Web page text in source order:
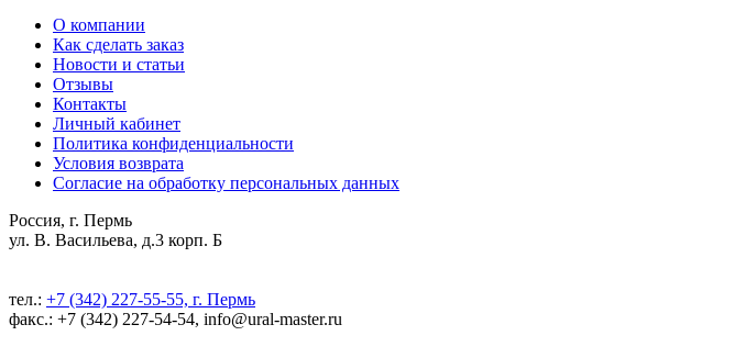
О компании
Как сделать заказ
Новости и статьи
Отзывы
Контакты
Личный кабинет
Политика конфиденциальности
Условия возврата
Согласие на обработку персональных данных
Россия, г. Пермь
ул. В. Васильева, д.3 корп. Б
тел.: +7 (342) 227-55-55, г. Пермь
факс.: +7 (342) 227-54-54, info@ural-master.ru